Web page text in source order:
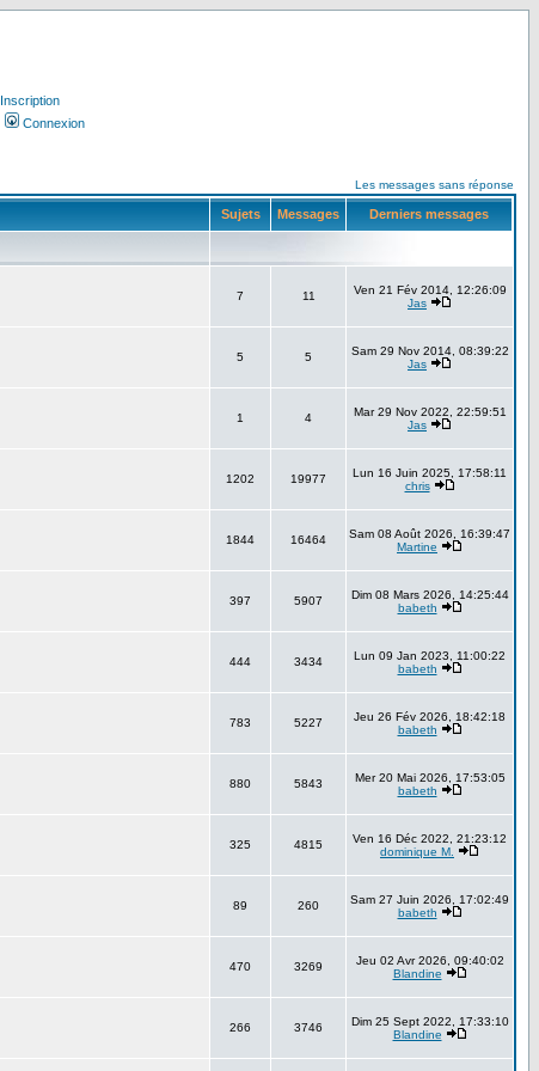
Inscription
Connexion
Les messages sans réponse
Sujets Messages Derniers messages
7 11
Ven 21 Fév 2014, 12:26:09
Jas
5 5
Sam 29 Nov 2014, 08:39:22
Jas
1 4
Mar 29 Nov 2022, 22:59:51
Jas
1202 19977
Lun 16 Juin 2025, 17:58:11
chris
1844 16464
Sam 08 Août 2026, 16:39:47
Martine
397 5907
Dim 08 Mars 2026, 14:25:44
babeth
444 3434
Lun 09 Jan 2023, 11:00:22
babeth
783 5227
Jeu 26 Fév 2026, 18:42:18
babeth
880 5843
Mer 20 Mai 2026, 17:53:05
babeth
325 4815
Ven 16 Déc 2022, 21:23:12
dominique M.
89 260
Sam 27 Juin 2026, 17:02:49
babeth
470 3269
Jeu 02 Avr 2026, 09:40:02
Blandine
266 3746
Dim 25 Sept 2022, 17:33:10
Blandine